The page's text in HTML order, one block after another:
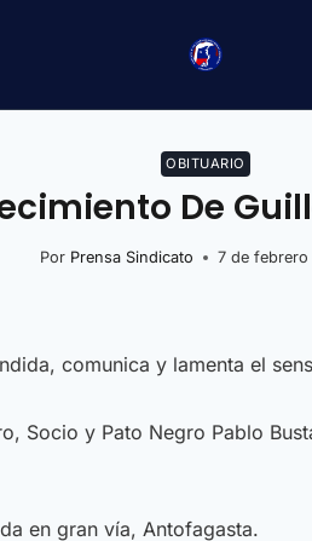
OBITUARIO
De
Por Prensa Sindicato 7 de febrero
comunica y lamenta el
Socio y Pato Negro Pablo
en gran vía, Antofagasta.